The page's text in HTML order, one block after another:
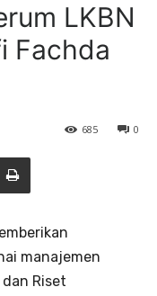
LKBN
Fachda
0
685
manajemen
Riset